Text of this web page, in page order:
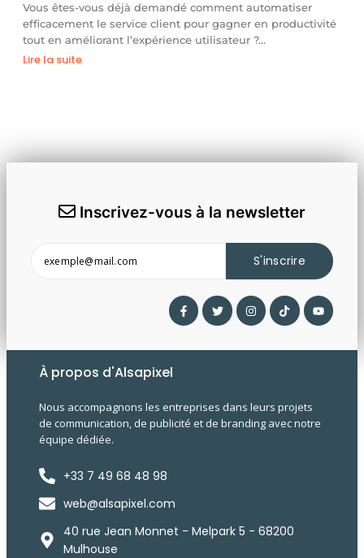
Vous êtes-vous déjà demandé comment automatiser
efficacement le service client pour gagner en productivité
tout en améliorant l’expérience utilisateur ?…
Lire la suite
Inscrivez-vous à la newsletter
S'inscrire
À propos d'Alsapixel
Nous accompagnons les entreprises dans leurs projets
de communication, de publicité et de branding avec notre
équipe dédiée.
+33 7 49 68 48 98
web@alsapixel.com
40 rue Jean Monnet - Melpark 5 - 68200
Mulhouse